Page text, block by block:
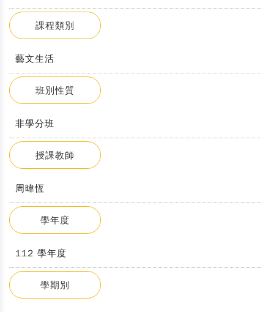
課程類別
藝文生活
班別性質
非學分班
授課教師
周暐恆
學年度
112 學年度
學期別